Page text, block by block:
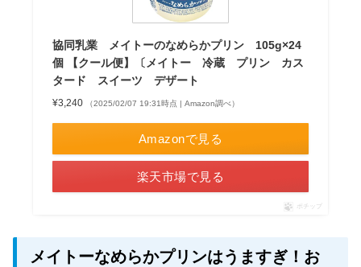
協同乳業 メイトーのなめらかプリン 105g×24
個 【クール便】〔メイトー 冷蔵 プリン カス
タード スイーツ デザート
¥3,240 （2025/02/07 19:31時点 | Amazon調べ）
Amazonで見る
楽天市場で見る
ポチップ
メイトーなめらかプリンはうますぎ！お